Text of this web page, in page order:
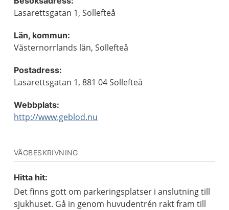
Lasarettsgatan 1, Sollefteå
Län, kommun:
Västernorrlands län, Sollefteå
Postadress:
Lasarettsgatan 1, 881 04 Sollefteå
Webbplats:
http://www.geblod.nu
VÄGBESKRIVNING
Hitta hit:
Det finns gott om parkeringsplatser i anslutning till
sjukhuset. Gå in genom huvudentrén rakt fram till